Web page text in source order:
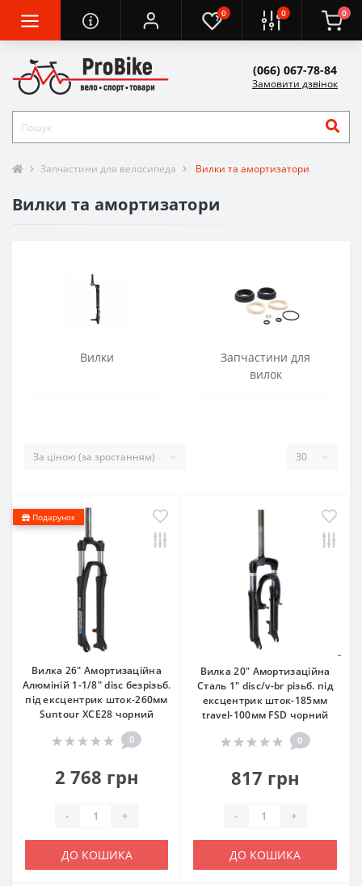
0 0 0
(066) 067-78-84
Замовити дзвінок
Запчастини для велосипеда Вилки та амортизатори
Вилки та амортизатори
Вилки
Запчастини для
вилок
Подарунок
Вилка 26" Амортизаційна
Алюмiнiй 1-1/8" disc безрізьб.
під ексцентрик шток-260мм
Suntour XCE28 чорний
0
2 768 грн
- +
ДО КОШИКА
Вилка 20" Амортизаційна
Сталь 1" disc/v-br різьб. під
ексцентрик шток-185мм
travel-100мм FSD чорний
0
817 грн
- +
ДО КОШИКА